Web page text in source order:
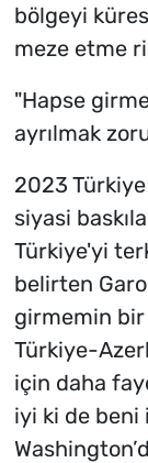
bölgeyi
meze etme
"Hapse
ayrılmak
2023
siyasi
Türkiye'yi
belirten
girmemin bir
Türkiye-
için daha
iyi ki de beni